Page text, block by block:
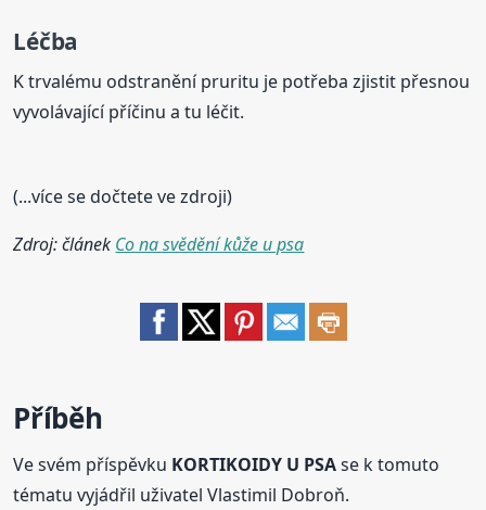
Léčba
K trvalému odstranění pruritu je potřeba zjistit přesnou
vyvolávající příčinu a tu léčit.
(...více se dočtete ve zdroji)
Zdroj: článek Co na svědění kůže u psa
Příběh
Ve svém příspěvku KORTIKOIDY U PSAse k tomuto
tématu vyjádřil uživatel Vlastimil Dobroň.